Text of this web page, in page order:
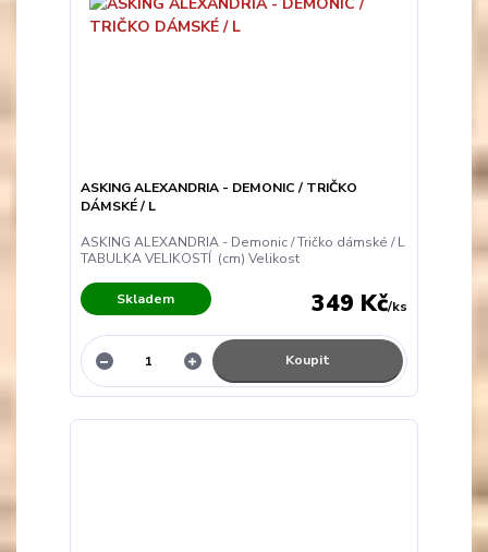
ASKING ALEXANDRIA - DEMONIC / TRIČKO
DÁMSKÉ / L
ASKING ALEXANDRIA - Demonic / Tričko dámské / L
TABULKA VELIKOSTÍ (cm) Velikost
349 Kč/ks
Skladem
Koupit